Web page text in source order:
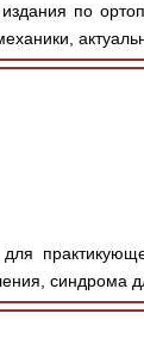
по
синдрома